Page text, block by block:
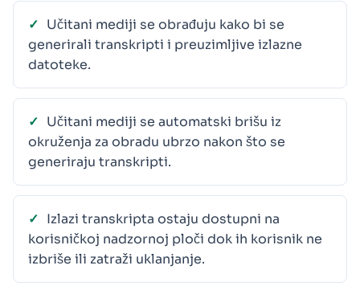
Učitani mediji se obrađuju kako bi se
generirali transkripti i preuzimljive izlazne
datoteke.
Učitani mediji se automatski brišu iz
okruženja za obradu ubrzo nakon što se
generiraju transkripti.
Izlazi transkripta ostaju dostupni na
korisničkoj nadzornoj ploči dok ih korisnik ne
izbriše ili zatraži uklanjanje.